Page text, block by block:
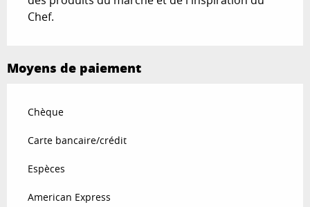
Chef.
Moyens de paiement
Chèque
Carte bancaire/crédit
Espèces
American Express